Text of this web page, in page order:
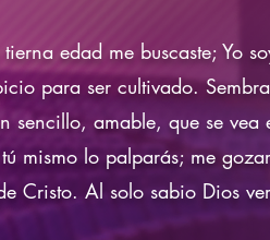
edad me buscaste; Yo
para ser cultivado.
sencillo, amable, que se
mismo lo palparás; me
Cristo. Al solo sabio Dios